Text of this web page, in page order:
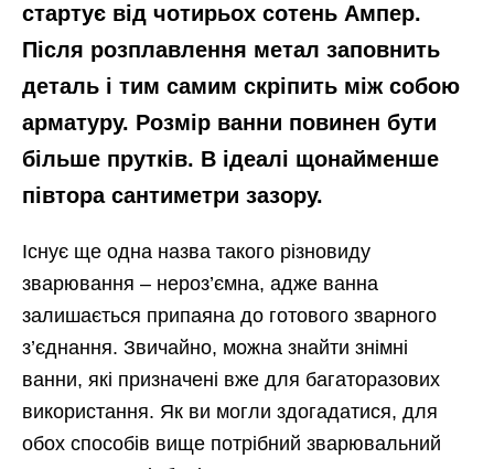
стартує від чотирьох сотень Ампер.
Після розплавлення метал заповнить
деталь і тим самим скріпить між собою
арматуру. Розмір ванни повинен бути
більше прутків. В ідеалі щонайменше
півтора сантиметри зазору.
Існує ще одна назва такого різновиду
зварювання – нероз’ємна, адже ванна
залишається припаяна до готового зварного
з’єднання. Звичайно, можна знайти знімні
ванни, які призначені вже для багаторазових
використання. Як ви могли здогадатися, для
обох способів вище потрібний зварювальний